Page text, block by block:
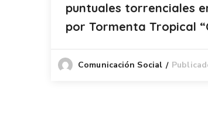
puntuales torrenciales
por Tormenta Tropical
Comunicación Social